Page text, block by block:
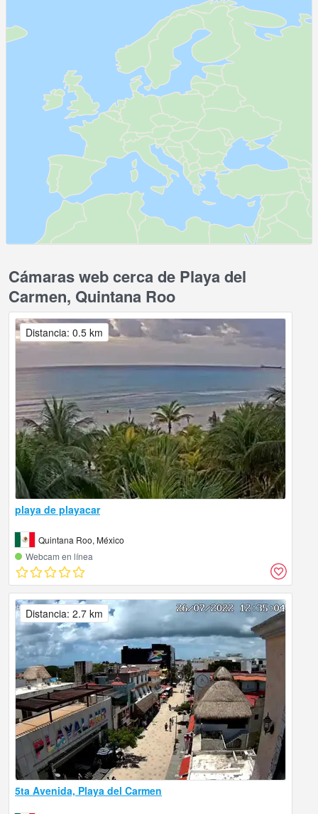
Cámaras web cerca de Playa del
Carmen, Quintana Roo
playa de playacar
Quintana Roo, México
Webcam en línea
Distancia: 0.5 km
5ta Avenida, Playa del Carmen
Distancia: 2.7 km